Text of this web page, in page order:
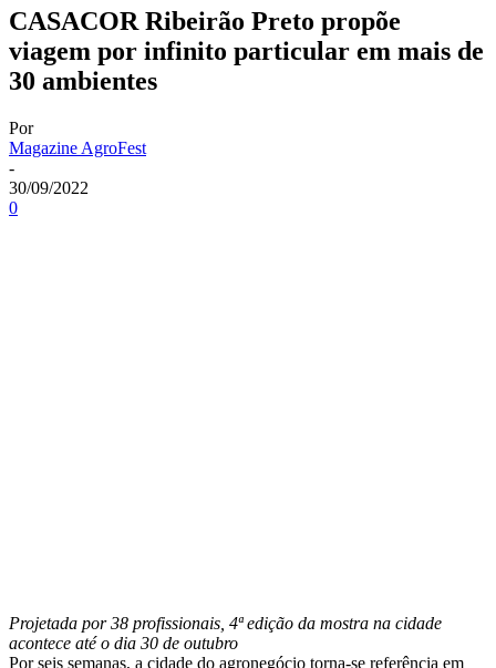
CASACOR Ribeirão Preto propõe
viagem por infinito particular em mais de
30 ambientes
Por
Magazine AgroFest
-
30/09/2022
0
Projetada por 38 profissionais, 4ª edição da mostra na cidade
acontece até o dia 30 de outubro
Por seis semanas, a cidade do agronegócio torna-se referência em